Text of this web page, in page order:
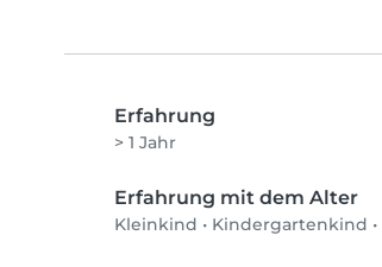
Erfahrung
> 1 Jahr
Erfahrung mit dem Alter
Kleinkind • Kindergartenkind •